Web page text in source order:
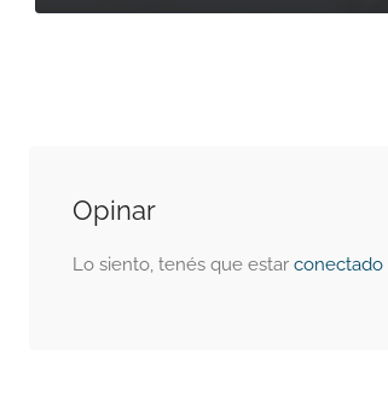
Opinar
Lo siento, tenés que estarconectado